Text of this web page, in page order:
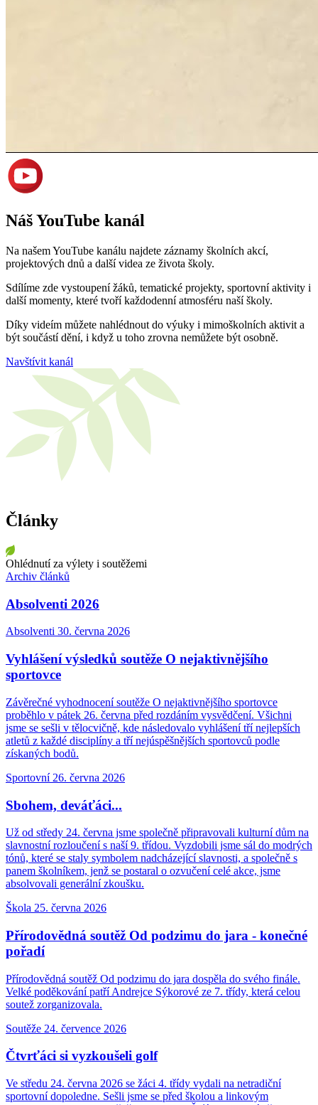
Náš YouTube kanál
Na našem YouTube kanálu najdete záznamy školních akcí,
projektových dnů a další videa ze života školy.
Sdílíme zde vystoupení žáků, tematické projekty, sportovní aktivity i
další momenty, které tvoří každodenní atmosféru naší školy.
Díky videím můžete nahlédnout do výuky i mimoškolních aktivit a
být součástí dění, i když u toho zrovna nemůžete být osobně.
Navštívit kanál
Články
Ohlédnutí za výlety i soutěžemi
Archiv článků
Absolventi 2026
Absolventi 30. června 2026
Vyhlášení výsledků soutěže O nejaktivnějšího
sportovce
Závěrečné vyhodnocení soutěže O nejaktivnějšího sportovce
proběhlo v pátek 26. června před rozdáním vysvědčení. Všichni
jsme se sešli v tělocvičně, kde následovalo vyhlášení tří nejlepších
atletů z každé disciplíny a tří nejúspěšnějších sportovců podle
získaných bodů.
Sportovní 26. června 2026
Sbohem, deváťáci...
Už od středy 24. června jsme společně připravovali kulturní dům na
slavnostní rozloučení s naší 9. třídou. Vyzdobili jsme sál do modrých
tónů, které se staly symbolem nadcházející slavnosti, a společně s
panem školníkem, jenž se postaral o ozvučení celé akce, jsme
absolvovali generální zkoušku.
Škola 25. června 2026
Přírodovědná soutěž Od podzimu do jara - konečné
pořadí
Přírodovědná soutěž Od podzimu do jara dospěla do svého finále.
Velké poděkování patří Andrejce Sýkorové ze 7. třídy, která celou
soutež zorganizovala.
Soutěže 24. července 2026
Čtvrťáci si vyzkoušeli golf
Ve středu 24. června 2026 se žáci 4. třídy vydali na netradiční
sportovní dopoledne. Sešli jsme se před školou a linkovým